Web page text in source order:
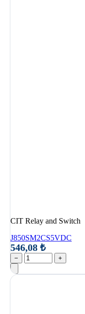
CIT Relay and Switch
J850SM2CS5VDC
546,08 ₺
− +